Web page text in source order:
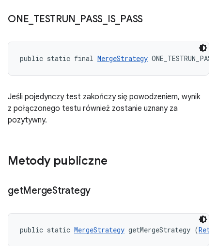
ONE TESTRUN PASS IS_ PASS
public static final MergeStrategy
Jeśli pojedynczy test zakończy się powodzeniem, wynik
z połączonego testu również zostanie uznany za
pozytywny.
Metody publiczne
getMergeStrategy
public static MergeStrategy getMergeStrategy (